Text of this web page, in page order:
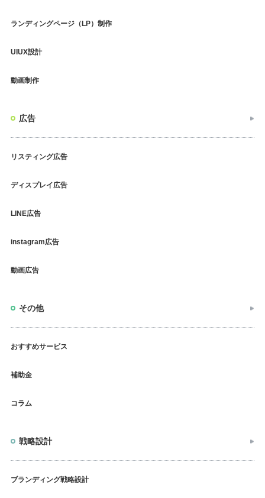
ランディングページ（LP）制作
UIUX設計
動画制作
広告
リスティング広告
ディスプレイ広告
LINE広告
instagram広告
動画広告
その他
おすすめサービス
補助金
コラム
戦略設計
ブランディング戦略設計